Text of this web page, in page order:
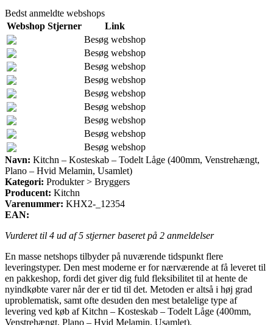
Bedst anmeldte webshops
Webshop Stjerner
Link
Besøg webshop
Besøg webshop
Besøg webshop
Besøg webshop
Besøg webshop
Besøg webshop
Besøg webshop
Besøg webshop
Besøg webshop
Navn: Kitchn – Kosteskab – Todelt Låge (400mm, Venstrehængt,
Plano – Hvid Melamin, Usamlet)
Kategori: Produkter > Bryggers
Producent: Kitchn
Varenummer: KHX2-_12354
EAN:
Vurderet til 4 ud af 5 stjerner baseret på 2 anmeldelser
En masse netshops tilbyder på nuværende tidspunkt flere
leveringstyper. Den mest moderne er for nærværende at få leveret til
en pakkeshop, fordi det giver dig fuld fleksibilitet til at hente de
nyindkøbte varer når der er tid til det. Metoden er altså i høj grad
uproblematisk, samt ofte desuden den mest betalelige type af
levering ved køb af Kitchn – Kosteskab – Todelt Låge (400mm,
Venstrehængt, Plano – Hvid Melamin, Usamlet).